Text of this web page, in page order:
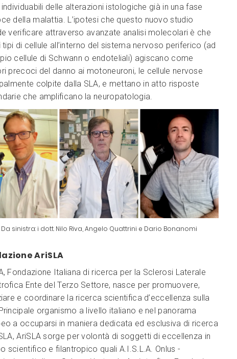
delle alterazioni istologiche già in una fase
della malattia. L’ipotesi che questo nuovo studio
verificare attraverso avanzate analisi molecolari è che
tipi di cellule all’interno del sistema nervoso periferico (ad
cellule di Schwann o endoteliali) agiscano come
precoci del danno ai motoneuroni, le cellule nervose
colpite dalla SLA, e mettano in atto risposte
che amplificano la neuropatologia.
Da sinistra: i dott. Nilo Riva, Angelo Quattrini e Dario Bonanomi
AriSLA
Fondazione Italiana di ricerca per la Sclerosi Laterale
Ente del Terzo Settore, nasce per promuovere,
e coordinare la ricerca scientifica d’eccellenza sulla
organismo a livello italiano e nel panorama
a occuparsi in maniera dedicata ed esclusiva di ricerca
AriSLA sorge per volontà di soggetti di eccellenza in
scientifico e filantropico quali A.I.S.L.A. Onlus -